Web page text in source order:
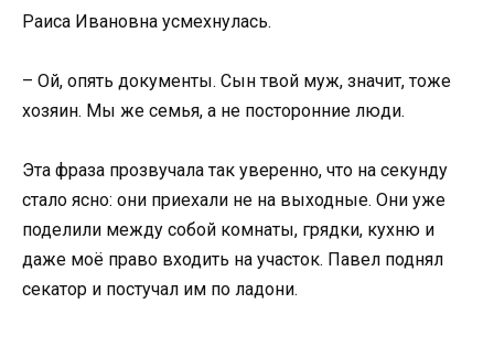
Раиса Ивановна усмехнулась.
– Ой, опять документы. Сын твой муж, значит, тоже
хозяин. Мы же семья, а не посторонние люди.
Эта фраза прозвучала так уверенно, что на секунду
стало ясно: они приехали не на выходные. Они уже
поделили между собой комнаты, грядки, кухню и
даже моё право входить на участок. Павел поднял
секатор и постучал им по ладони.